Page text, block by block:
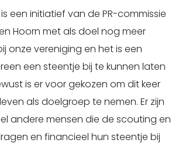
een initiatief van de PR-commissie
Hoorn met als doel nog meer
onze vereniging en het is een
een steentje bij te kunnen laten
is er voor gekozen om dit keer
als doelgroep te nemen. Er zijn
andere mensen die de scouting en
en financieel hun steentje bij